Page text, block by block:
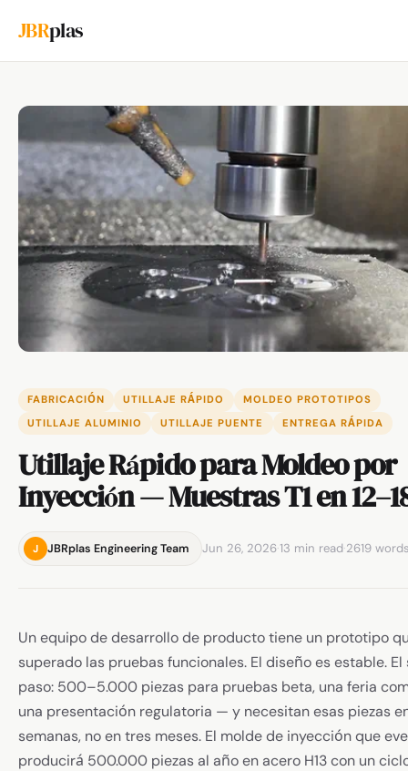
JBRplas
FABRICACIÓN UTILLAJE RÁPIDO
MOLDEO PROTOTIPOS
UTILLAJE ALUMINIO
UTILLAJE PUENTE ENTREGA RÁPIDA
Utillaje Rápido para Moldeo por
Inyección — Muestras T1 en
J JBRplas Engineering Team Jun 26, 2026·13 min read·2619
Un equipo de desarrollo de producto tiene un prototipo
superado las pruebas funcionales. El diseño es estable.
paso: 500–5.000 piezas para pruebas beta, una feria
una presentación regulatoria — y necesitan esas piezas
semanas, no en tres meses. El molde de inyección que
producirá 500.000 piezas al año en acero H13 con un